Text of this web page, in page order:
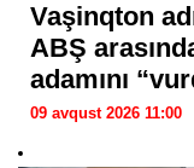
Vaşinqton
ABŞ
adamını
09 avqust 2026 11:00